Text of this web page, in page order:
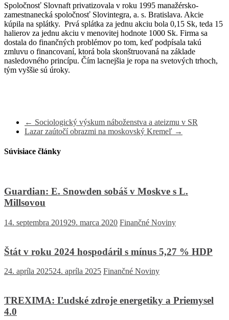
Spoločnosť Slovnaft privatizovala v roku 1995 manažérsko-
zamestnanecká spoločnosť Slovintegra, a. s. Bratislava. Akcie
kúpila na splátky. Prvá splátka za jednu akciu bola 0,15 Sk, teda 15
halierov za jednu akciu v menovitej hodnote 1000 Sk. Firma sa
dostala do finančných problémov po tom, keď podpísala takú
zmluvu o financovaní, ktorá bola skonštruovaná na základe
nasledovného princípu. Čím lacnejšia je ropa na svetových trhoch,
tým vyššie sú úroky.
← Sociologický výskum náboženstva a ateizmu v SR
Lazar zaútočí obrazmi na moskovský Kremeľ →
Súvisiace články
Guardian: E. Snowden sobáš v Moskve s L.
Millsovou
14. septembra 201929. marca 2020 Finančné Noviny
Štát v roku 2024 hospodáril s mínus 5,27 % HDP
24. apríla 202524. apríla 2025 Finančné Noviny
TREXIMA: Ľudské zdroje energetiky a Priemysel
4.0